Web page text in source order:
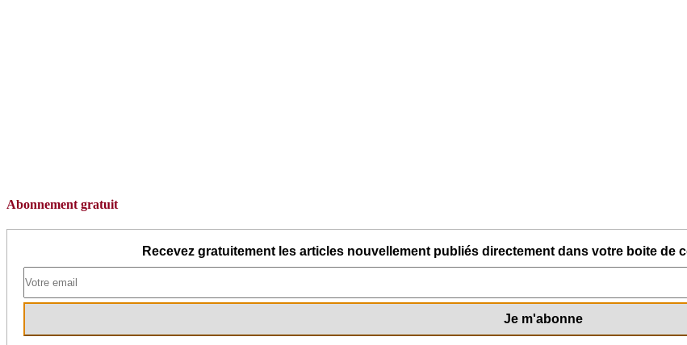
Abonnement gratuit
Recevez gratuitement les articles nouvellement publiés directement dans votre boite de